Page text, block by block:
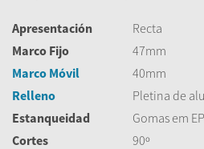
Apresentación
Recta
Marco Fijo
47mm
Marco Móvil
40mm
Relleno
Pletina de
Estanqueidad
Gomas em
Cortes
90º